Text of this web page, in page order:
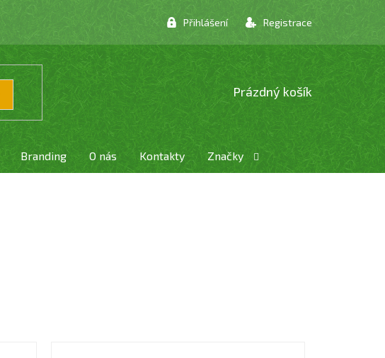
Přihlášení Registrace
NÁKUPNÍ
KOŠÍK
Prázdný košík
Branding O nás Kontakty Značky